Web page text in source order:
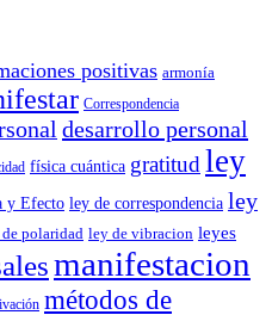
positivas armonía
Correspondencia
desarrollo personal
física cuántica gratitud ley
y Efecto ley de correspondencia ley
polaridad ley de vibracion leyes
manifestacion
métodos de